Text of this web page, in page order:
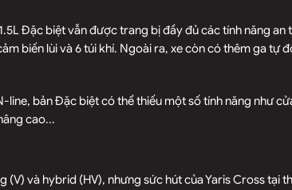
Đặc biệt vẫn được trang bị đầy đủ các tính năng an
biến lùi và 6 túi khí. Ngoài ra, xe còn có thêm ga tự
line, bản Đặc biệt có thể thiếu một số tính năng như
cao...
(V) và hybrid (HV), nhưng sức hút của Yaris Cross tại